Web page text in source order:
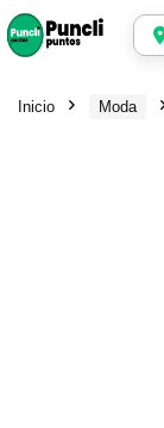
Inicio Moda